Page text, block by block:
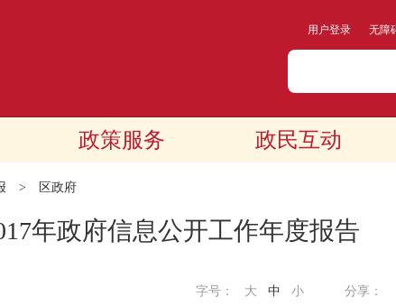
用户登录 无障
政策服务 政民互动
> 区政府
年政府信息公开工作年度报告
分享：
字号： 大 中 小